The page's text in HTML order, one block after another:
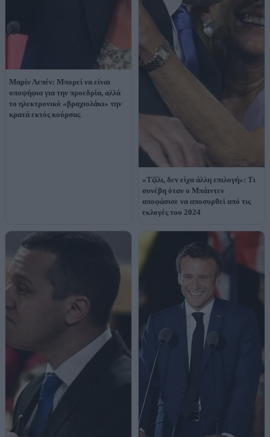
Μαρίν Λεπέν: Μπορεί να είναι
υποψήφια για την προεδρία, αλλά
το ηλεκτρονικό «βραχιολάκι» την
κρατά εκτός κούρσας
«Τζίλι, δεν είχα άλλη επιλογή»: Τι
συνέβη όταν ο Μπάιντεν
αποφάσισε να αποσυρθεί από τις
εκλογές του 2024